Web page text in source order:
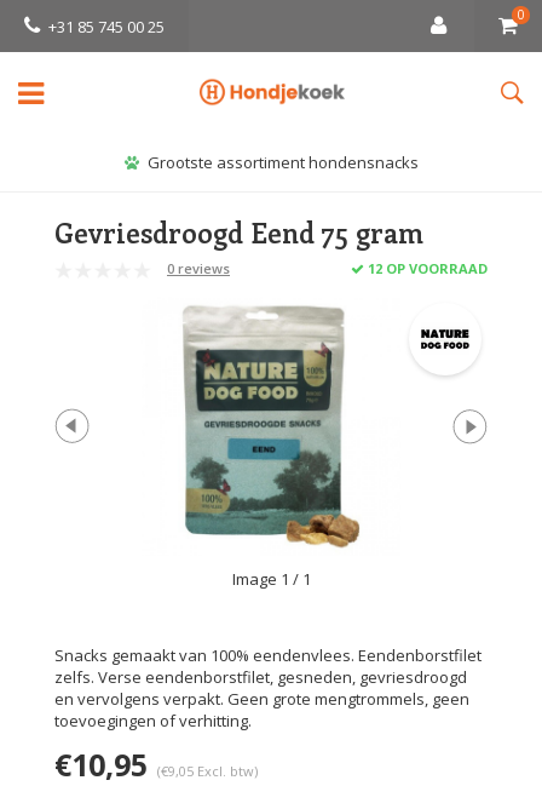
+31 85 745 00 25
0
Grootste assortiment hondensnacks
Gevriesdroogd Eend 75 gram
0 reviews 12 OP VOORRAAD
Image 1 / 1
Snacks gemaakt van 100% eendenvlees. Eendenborstfilet
zelfs. Verse eendenborstfilet, gesneden, gevriesdroogd
en vervolgens verpakt. Geen grote mengtrommels, geen
toevoegingen of verhitting.
€10,95 (€9,05 Excl. btw)